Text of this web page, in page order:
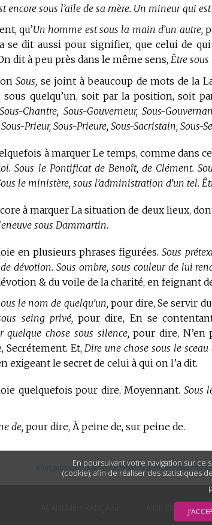
En poursuivant votre navigation sur ce
(cookie), afin de réaliser des statistiques
encore sous l’aile de sa mère. Un mineur qui
qu’Un homme est sous la main d’un autre,
se dit aussi pour signifier, que celui de
dit à peu près dans le même sens, Être
Sous, se joint à beaucoup de mots de la
sous quelqu’un, soit par la position, soit
Chantre, Sous-Gouverneur, Sous-
Prieur, Sous-Prieure, Sous-Sacristain, Sous-
à marquer Le temps, comme dans
Sous le Pontificat de Benoît, de Clément.
le ministère, sous l’administration d’un tel.
à marquer La situation de deux lieux,
sous Dammartin.
en plusieurs phrases figurées.Sous
dévotion. Sous ombre, sous couleur de lui
& du voile de la charité, en feignant
le nom de quelqu’un,pour dire, Se servir
seing privé,pour dire, En se
quelque chose sous silence,pour dire, N’en
Secrétement. Et,Dire une chose sous le
exigeant le secret de celui à qui on l’a dit.
quelquefois pour dire, Moyennant. Sous
de,pour dire, À peine de, sur peine de.
Vous pouvez cliquer sur n’importe quel mot pour
AIDE EN LIGNE